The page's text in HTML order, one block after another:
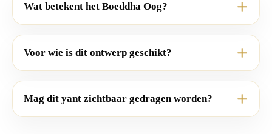
Wat betekent het Boeddha Oog?
Voor wie is dit ontwerp geschikt?
Mag dit yant zichtbaar gedragen worden?